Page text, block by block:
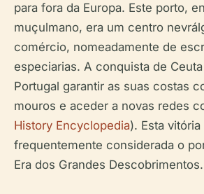
para fora da Europa. Este porto,
muçulmano, era um centro
comércio, nomeadamente de
especiarias. A conquista de
Portugal garantir as suas costas
mouros e aceder a novas redes
History Encyclopedia). Esta
frequentemente considerada o
Era dos Grandes Descobrimentos.